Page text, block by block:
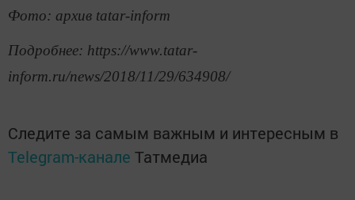
Фото: архив tatar-inform
Подробнее: https://www.tatar-
inform.ru/news/2018/11/29/634908/
Следите за самым важным и интересным в
Telegram-канале Татмедиа